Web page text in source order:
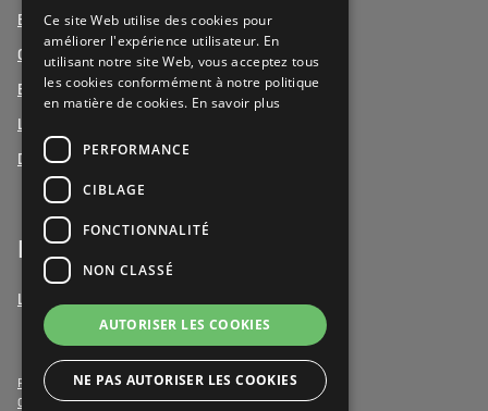
Beukenhof aan Zee, Oostduinkerke
Oud Gemeentehuis, Werchter
Elysia Park, Antwerpen
La Vigie, Koxyde
Duinenzee, La Panne
Bénévoles
Le bénévolat chez Vulpia
Privacy- & Cookies
Conditions générales
Ce site Web utilise des cookies pour
améliorer l'expérience utilisateur. En
utilisant notre site Web, vous acceptez tous
les cookies conformément à notre politique
en matière de cookies. En savoir plus
PERFORMANCE
CIBLAGE
FONCTIONNALITÉ
NON CLASSÉ
AUTORISER LES COOKIES
NE PAS AUTORISER LES COOKIES